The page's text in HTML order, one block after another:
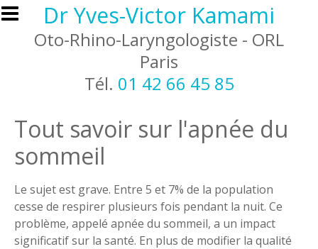
Aller au contenu principal
Dr Yves-Victor Kamami
Oto-Rhino-Laryngologiste - ORL
Paris
Tél. 01 42 66 45 85
Tout savoir sur l'apnée du
sommeil
Le sujet est grave. Entre 5 et 7% de la population
cesse de respirer plusieurs fois pendant la nuit. Ce
problème, appelé apnée du sommeil, a un impact
significatif sur la santé. En plus de modifier la qualité